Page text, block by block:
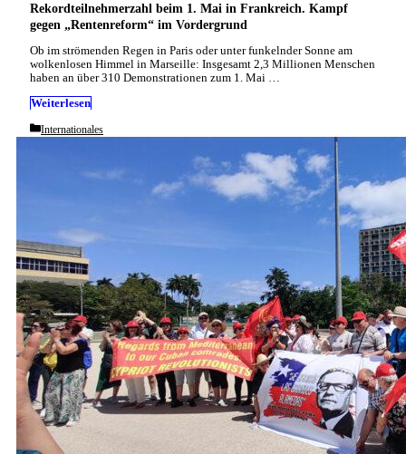
Rekordteilnehmerzahl beim 1. Mai in Frankreich. Kampf
gegen „Rentenreform“ im Vordergrund
Ob im strömenden Regen in Paris oder unter funkelnder Sonne am
wolkenlosen Himmel in Marseille: Insgesamt 2,3 Millionen Menschen
haben an über 310 Demonstrationen zum 1. Mai …
Weiterlesen
Categories
Internationales